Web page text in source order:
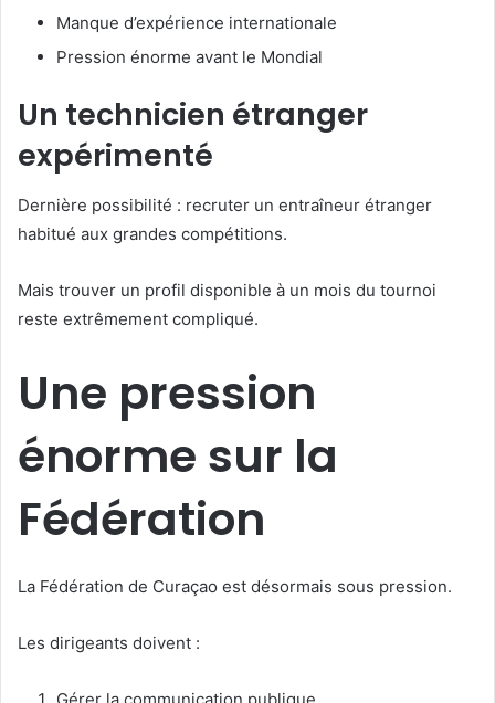
Manque d’expérience internationale
Pression énorme avant le Mondial
Un technicien étranger
expérimenté
Dernière possibilité : recruter un entraîneur étranger
habitué aux grandes compétitions.
Mais trouver un profil disponible à un mois du tournoi
reste extrêmement compliqué.
Une pression
énorme sur la
Fédération
La Fédération de Curaçao est désormais sous pression.
Les dirigeants doivent :